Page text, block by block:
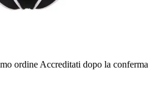
ordine Accreditati dopo la conferma